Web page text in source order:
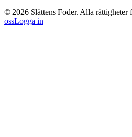
© 2026 Slättens Foder. Alla rättigheter
ossLogga in